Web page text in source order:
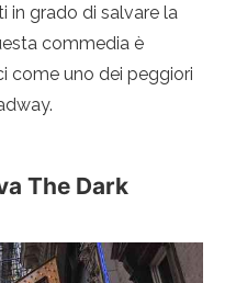
in grado di salvare la
commedia è
come uno dei peggiori
The Dark